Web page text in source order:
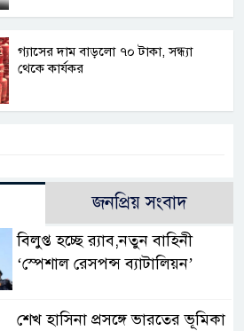
গ্যাসের দাম বাড়লো ৭০ টাকা, সন্ধ্যা
থেকে কার্যকর
জনপ্রিয় সংবাদ
বিলুপ্ত হচ্ছে র‍্যাব,নতুন বাহিনী
‘স্পেশাল রেসপন্স ব্যাটালিয়ন’
শেখ হাসিনা প্রসঙ্গে ভারতের ভূমিকা